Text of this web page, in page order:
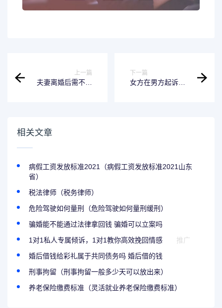
上一篇
夫妻离婚后需不需
下一篇
女方在男方起诉离
相关文章
病假工资发放标准2021（病假工资发放标准2021山东
省）
税法律师（税务律师）
危险驾驶如何量刑（危险驾驶如何量刑缓刑）
骗婚能不能通过法律拿回钱 骗婚可以立案吗
1对1私人专属倾诉，1对1教你高效挽回情感
推广
婚后借钱给彩礼属于共同债务吗 婚后借的钱
刑事拘留（刑事拘留一般多少天可以放出来）
养老保险缴费标准（灵活就业养老保险缴费标准）